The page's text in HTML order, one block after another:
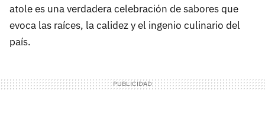
atole es una verdadera celebración de sabores que
evoca las raíces, la calidez y el ingenio culinario del
país.